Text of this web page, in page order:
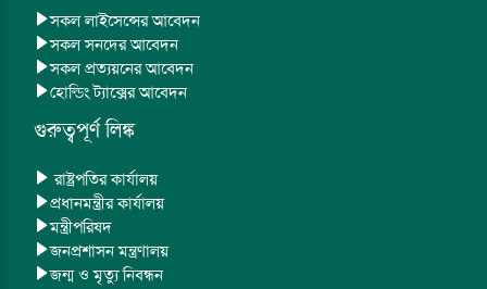
সকল লাইসেন্সের আবেদন
সকল সনদের আবেদন
সকল প্রত্যয়নের আবেদন
হোল্ডিং ট্যাক্সের আবেদন
গুরুত্বপূর্ণ লিঙ্ক
রাষ্ট্রপতির কার্যালয়
প্রধানমন্ত্রীর কার্যালয়
মন্ত্রীপরিষদ
জনপ্রশাসন মন্ত্রণালয়
জন্ম ও মৃত্যু নিবন্ধন